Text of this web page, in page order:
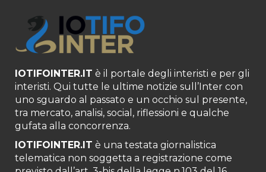
IOTIFOINTER.IT è il portale degli interisti e per gli
interisti. Qui tutte le ultime notizie sull’Inter con
uno sguardo al passato e un occhio sul presente,
tra mercato, analisi, social, riflessioni e qualche
gufata alla concorrenza.
IOTIFOINTER.IT è una testata giornalistica
telematica non soggetta a registrazione come